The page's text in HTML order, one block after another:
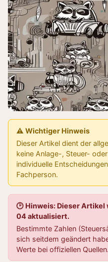
⚠️ Wichtiger Hinweis
Dieser Artikel dient der
keine Anlage-, Steuer-
individuelle
Fachperson.
🕑 Hinweis: Dieser
04 aktualisiert.
Bestimmte Zahlen
sich seitdem geändert
Werte bei offiziellen Quellen.